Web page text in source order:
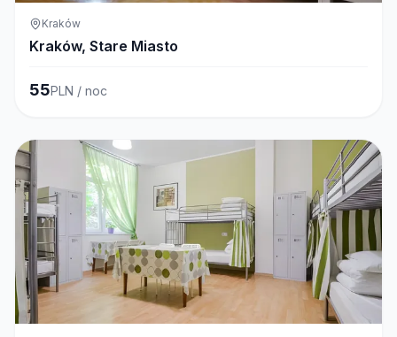
Kraków
Kraków, Stare Miasto
55PLN / noc